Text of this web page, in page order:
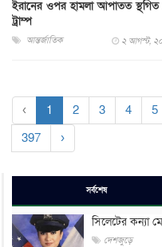
ইরানের ওপর হামলা আপাতত
ট্রাম্প
আন্তর্জাতিক ২ আগস্ট,
‹ 1 2 3 4 5
397
›
সর্বশেষ
সিলেটের কন্যা
দেশজুড়ে